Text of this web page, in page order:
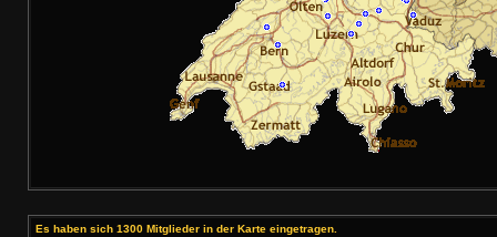
Es haben sich 1300 Mitglieder in der Karte eingetragen.